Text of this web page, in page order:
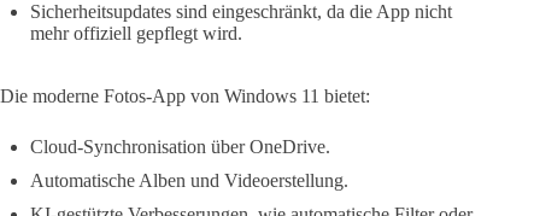
Sicherheitsupdates sind eingeschränkt, da die App nicht
mehr offiziell gepflegt wird.
Die moderne Fotos-App von Windows 11 bietet:
Cloud-Synchronisation über OneDrive.
Automatische Alben und Videoerstellung.